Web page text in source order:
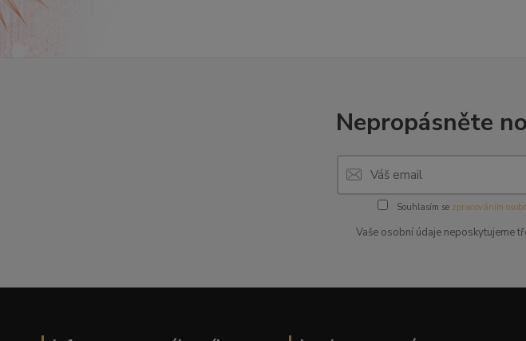
Nepropásněte
Souhlasím se zpracováním
Vaše osobní údaje neposkytujeme